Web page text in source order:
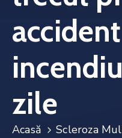
de
ajutor
Noutăți
Contact
zile
Acasă
Scleroza